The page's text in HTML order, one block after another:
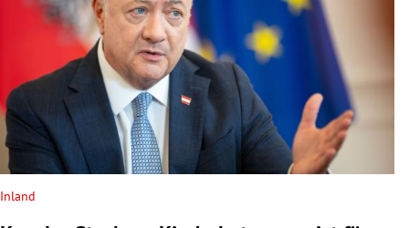
Inland